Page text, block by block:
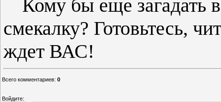
Кому бы еще загадать
смекалку? Готовьтесь,
ждет ВАС!
Всего комментариев: 0
Войдите: